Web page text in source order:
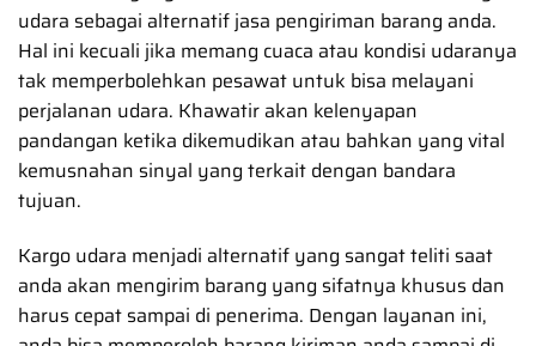
udara sebagai alternatif jasa pengiriman barang anda.
Hal ini kecuali jika memang cuaca atau kondisi udaranya
tak memperbolehkan pesawat untuk bisa melayani
perjalanan udara. Khawatir akan kelenyapan
pandangan ketika dikemudikan atau bahkan yang vital
kemusnahan sinyal yang terkait dengan bandara
tujuan.
Kargo udara menjadi alternatif yang sangat teliti saat
anda akan mengirim barang yang sifatnya khusus dan
harus cepat sampai di penerima. Dengan layanan ini,